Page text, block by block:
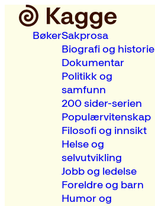
BøkerSakprosa
Biografi og historie
Dokumentar
Politikk og
samfunn
200 sider-serien
Populærvitenskap
Filosofi og innsikt
Helse og
selvutvikling
Jobb og ledelse
Foreldre og barn
Humor og